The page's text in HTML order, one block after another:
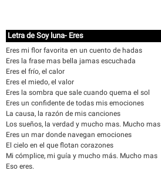
Letra de Soy luna- Eres
Eres mi flor favorita en un cuento de hadas
Eres la frase mas bella jamas escuchada
Eres el frío, el calor
Eres el miedo, el valor
Eres la sombra que sale cuando quema el sol
Eres un confidente de todas mis emociones
La causa, la razón de mis canciones
Los sueños, la verdad y mucho mas. Mucho mas
Eres un mar donde navegan emociones
El cielo en el que flotan corazones
Mi cómplice, mi guía y mucho más. Mucho mas
Eso eres.